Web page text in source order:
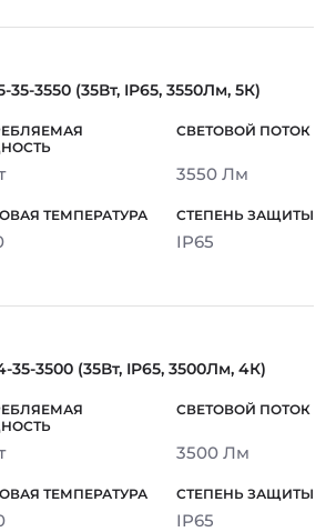
35-3550 (35Вт, IP65, 3550Лм, 5К)
3550 Лм
IP65
35-3500 (35Вт, IP65, 3500Лм, 4К)
3500 Лм
IP65